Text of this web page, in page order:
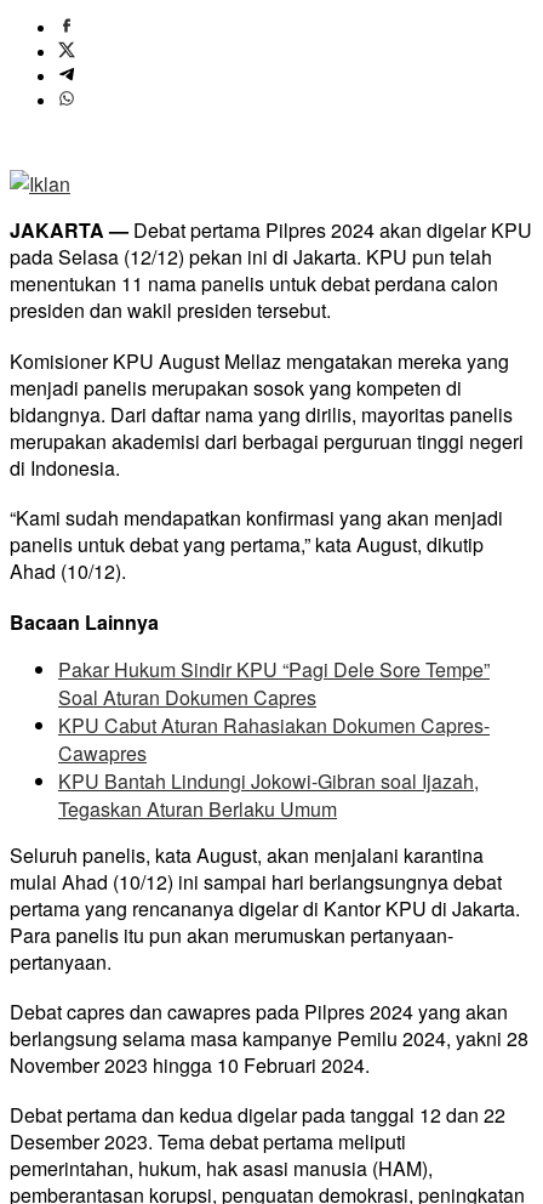
JAKARTA — Debat pertama Pilpres 2024 akan digelar KPU
pada Selasa (12/12) pekan ini di Jakarta. KPU pun telah
menentukan 11 nama panelis untuk debat perdana calon
presiden dan wakil presiden tersebut.
Komisioner KPU August Mellaz mengatakan mereka yang
menjadi panelis merupakan sosok yang kompeten di
bidangnya. Dari daftar nama yang dirilis, mayoritas panelis
merupakan akademisi dari berbagai perguruan tinggi negeri
di Indonesia.
“Kami sudah mendapatkan konfirmasi yang akan menjadi
panelis untuk debat yang pertama,” kata August, dikutip
Ahad (10/12).
Bacaan Lainnya
Pakar Hukum Sindir KPU “Pagi Dele Sore Tempe”
Soal Aturan Dokumen Capres
KPU Cabut Aturan Rahasiakan Dokumen Capres-
Cawapres
KPU Bantah Lindungi Jokowi-Gibran soal Ijazah,
Tegaskan Aturan Berlaku Umum
Seluruh panelis, kata August, akan menjalani karantina
mulai Ahad (10/12) ini sampai hari berlangsungnya debat
pertama yang rencananya digelar di Kantor KPU di Jakarta.
Para panelis itu pun akan merumuskan pertanyaan-
pertanyaan.
Debat capres dan cawapres pada Pilpres 2024 yang akan
berlangsung selama masa kampanye Pemilu 2024, yakni 28
November 2023 hingga 10 Februari 2024.
Debat pertama dan kedua digelar pada tanggal 12 dan 22
Desember 2023. Tema debat pertama meliputi
pemerintahan, hukum, hak asasi manusia (HAM),
pemberantasan korupsi, penguatan demokrasi, peningkatan